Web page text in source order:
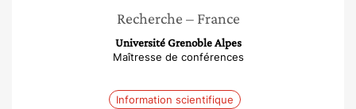
Recherche – France
Université Grenoble Alpes
Maîtresse de conférences
Information scientifique